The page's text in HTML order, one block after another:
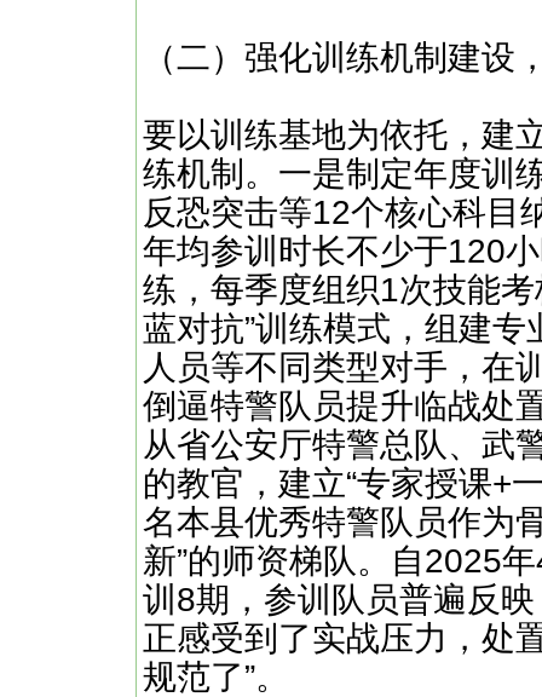
（二）强化训练机制建设
要以训练基地为依托，建
练机制。一是制定年度训
反恐突击等12个核心科目
年均参训时长不少于120
练，每季度组织1次技能
蓝对抗”训练模式，组建
人员等不同类型对手，在
倒逼特警队员提升临战处
从省公安厅特警总队、武
的教官，建立“专家授课+
名本县优秀特警队员作为
新”的师资梯队。自2025
训8期，参训队员普遍反
正感受到了实战压力，处
规范了”。